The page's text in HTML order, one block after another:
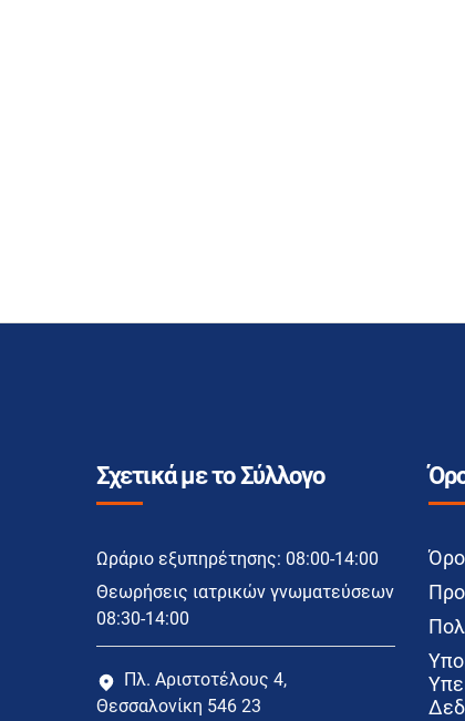
Σχετικά με το Σύλλογο
Ωράριο εξυπηρέτησης: 08:00-14:00
Θεωρήσεις ιατρικών γνωματεύσεων
08:30-14:00
Πλ. Αριστοτέλους 4,
Θεσσαλονίκη 546 23